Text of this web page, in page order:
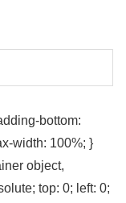
bottom:
width: 100%; }
object,
top: 0; left: 0;